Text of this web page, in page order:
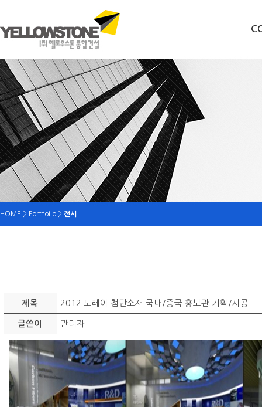
HOME > Portfoilo > 전시
제목 2012 도레이 첨단소재 국내/중국 홍보관 기획/시공
글쓴이 관리자